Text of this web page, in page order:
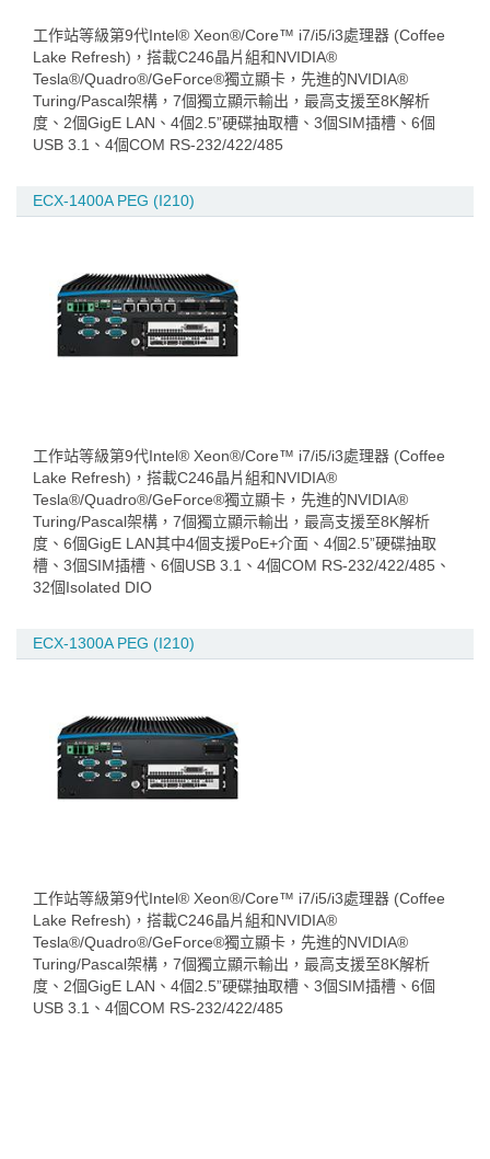
工作站等級第9代Intel® Xeon®/Core™ i7/i5/i3處理器 (Coffee
Lake Refresh)，搭載C246晶片組和NVIDIA®
Tesla®/Quadro®/GeForce®獨立顯卡，先進的NVIDIA®
Turing/Pascal架構，7個獨立顯示輸出，最高支援至8K解析
度、2個GigE LAN、4個2.5”硬碟抽取槽、3個SIM插槽、6個
USB 3.1、4個COM RS-232/422/485
ECX-1400A PEG (I210)
工作站等級第9代Intel® Xeon®/Core™ i7/i5/i3處理器 (Coffee
Lake Refresh)，搭載C246晶片組和NVIDIA®
Tesla®/Quadro®/GeForce®獨立顯卡，先進的NVIDIA®
Turing/Pascal架構，7個獨立顯示輸出，最高支援至8K解析
度、6個GigE LAN其中4個支援PoE+介面、4個2.5”硬碟抽取
槽、3個SIM插槽、6個USB 3.1、4個COM RS-232/422/485、
32個Isolated DIO
ECX-1300A PEG (I210)
工作站等級第9代Intel® Xeon®/Core™ i7/i5/i3處理器 (Coffee
Lake Refresh)，搭載C246晶片組和NVIDIA®
Tesla®/Quadro®/GeForce®獨立顯卡，先進的NVIDIA®
Turing/Pascal架構，7個獨立顯示輸出，最高支援至8K解析
度、2個GigE LAN、4個2.5”硬碟抽取槽、3個SIM插槽、6個
USB 3.1、4個COM RS-232/422/485